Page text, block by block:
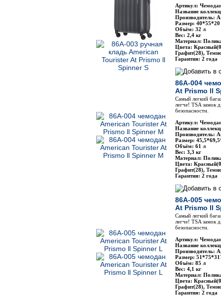
Артикул:
Название
Производитель:
Размер: 40*55*20
Объём: 32 л
Вес: 2,4 кг
Материал:
Цвета:
Графит(28),
Гарантия: 2 года
86A-004
At Prismo ll
Самый легкий
легче! TSA замок
безопасности.
Артикул:
Название
Производитель:
Размер:
Объём: 61 л
Вес: 3,3 кг
Материал:
Цвета:
Графит(28),
Гарантия: 2 года
86A-005
At Prismo ll
Самый легкий
легче! TSA замок
безопасности.
Артикул:
Название
Производитель:
Размер:
Объём: 85 л
Вес: 4,1 кг
Материал:
Цвета:
Графит(28),
Гарантия: 2 года